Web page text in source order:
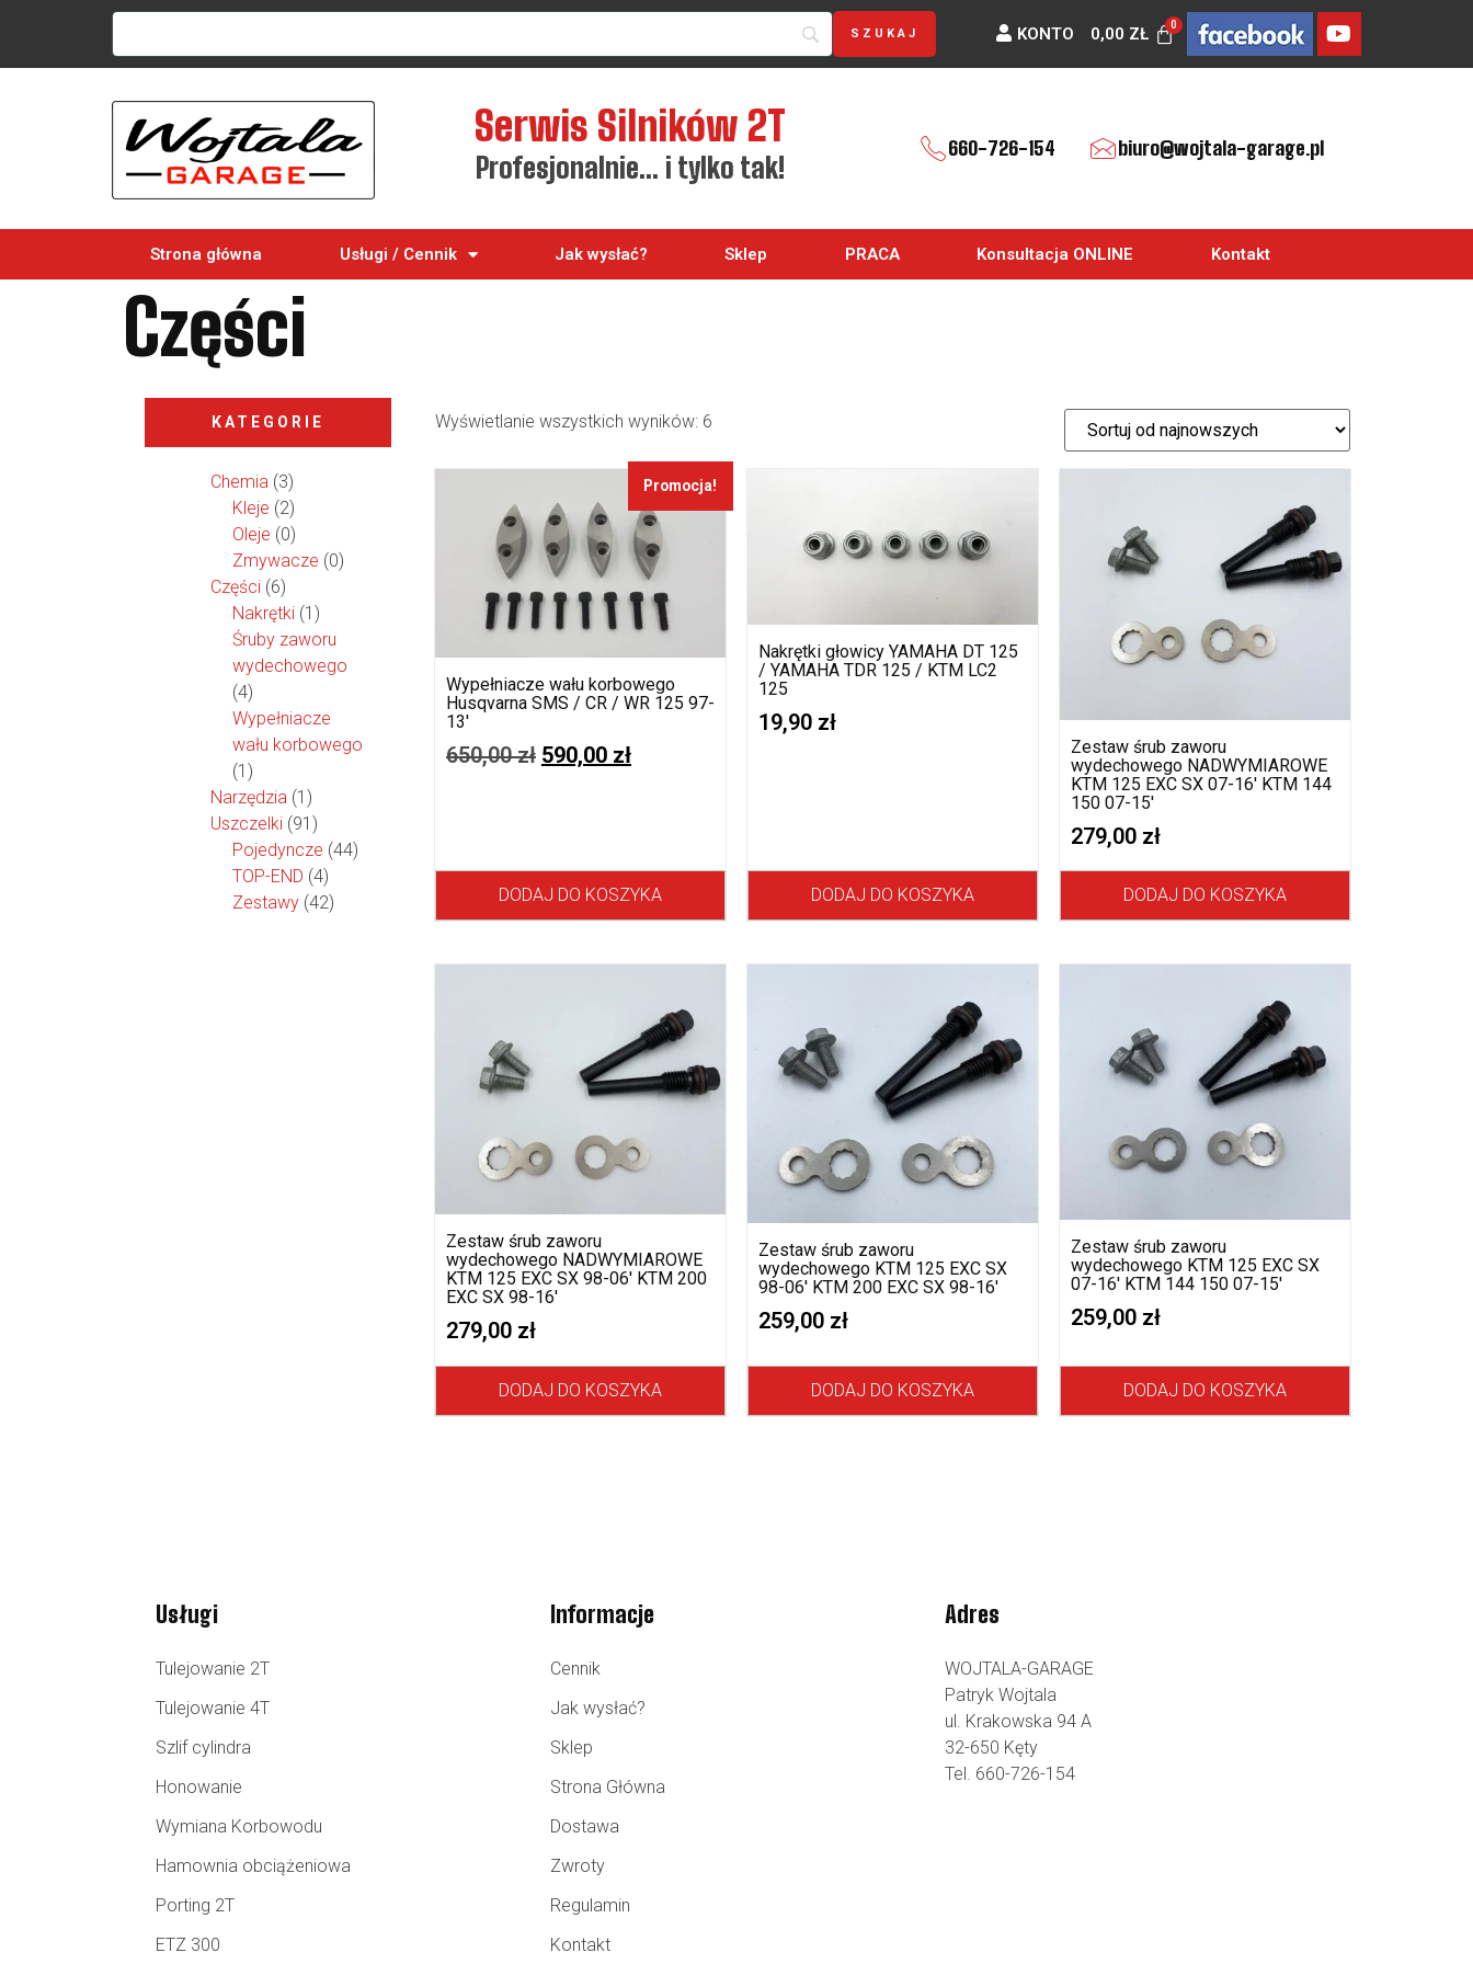
KONTO 0,00 ZŁ
Serwis Silników 2T
Profesjonalnie… i tylko tak!
660-726-154 biuro@wojtala-garage.pl
Strona główna Usługi / Cennik Jak wysłać? Sklep PRACA Konsultacja ONLINE Kontakt
Części
KATEGORIE
Chemia (3)
Kleje (2)
Oleje (0)
Zmywacze (0)
Części (6)
Nakrętki (1)
Śruby zaworu
wydechowego
(4)
Wypełniacze
wału korbowego
(1)
Narzędzia (1)
Uszczelki (91)
Pojedyncze (44)
TOP-END (4)
Zestawy (42)
Wyświetlanie wszystkich wyników: 6
Promocja!
Wypełniacze wału korbowego
Husqvarna SMS / CR / WR 125 97-
13′
650,00zł 590,00 zł
DODAJ DO KOSZYKA
Nakrętki głowicy YAMAHA DT 125
/ YAMAHA TDR 125 / KTM LC2
125
19,90 zł
DODAJ DO KOSZYKA
Zestaw śrub zaworu
wydechowego NADWYMIAROWE
KTM 125 EXC SX 07-16′ KTM 144
150 07-15′
279,00 zł
DODAJ DO KOSZYKA
Zestaw śrub zaworu
wydechowego NADWYMIAROWE
KTM 125 EXC SX 98-06′ KTM 200
EXC SX 98-16′
279,00 zł
DODAJ DO KOSZYKA
Zestaw śrub zaworu
wydechowego KTM 125 EXC SX
98-06′ KTM 200 EXC SX 98-16′
259,00 zł
DODAJ DO KOSZYKA
Zestaw śrub zaworu
wydechowego KTM 125 EXC SX
07-16′ KTM 144 150 07-15′
259,00 zł
DODAJ DO KOSZYKA
Usługi
Tulejowanie 2T
Tulejowanie 4T
Szlif cylindra
Honowanie
Wymiana Korbowodu
Hamownia obciążeniowa
Porting 2T
ETZ 300
Informacje
Cennik
Jak wysłać?
Sklep
Strona Główna
Dostawa
Zwroty
Regulamin
Kontakt
Adres
WOJTALA-GARAGE
Patryk Wojtala
ul. Krakowska 94 A
32-650 Kęty
Tel. 660-726-154